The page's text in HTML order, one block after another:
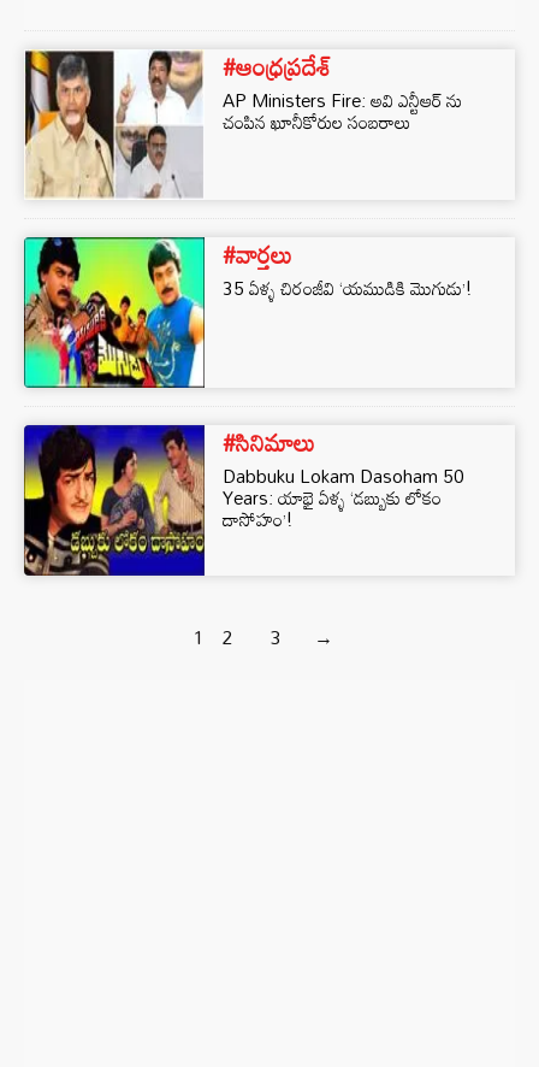
#ఆంధ్రప్రదేశ్
AP Ministers Fire: అవి ఎన్టీఆర్ ను
చంపిన ఖూనీకోరుల సంబరాలు
#వార్తలు
35 ఏళ్ళ చిరంజీవి ‘యముడికి మొగుడు’!
#సినిమాలు
Dabbuku Lokam Dasoham 50
Years: యాభై ఏళ్ళ ‘డబ్బుకు లోకం
దాసోహం’!
1 2 3 →